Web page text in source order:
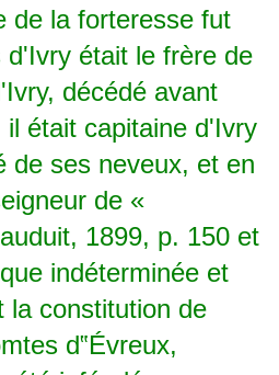
de la forteresse fut
d'Ivry était le frère de
décédé avant
était capitaine d'Ivry
de ses neveux, et en
de «
1899, p. 150 et
indéterminée et
la constitution de
d‟Évreux,